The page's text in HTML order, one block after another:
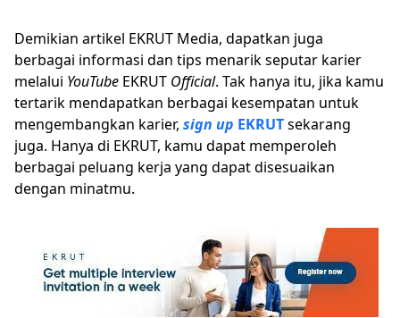
Demikian artikel EKRUT Media, dapatkan juga
berbagai informasi dan tips menarik seputar karier
melalui YouTube EKRUT Official. Tak hanya itu, jika kamu
tertarik mendapatkan berbagai kesempatan untuk
mengembangkan karier, sign up EKRUTsekarang
juga. Hanya di EKRUT, kamu dapat memperoleh
berbagai peluang kerja yang dapat disesuaikan
dengan minatmu.